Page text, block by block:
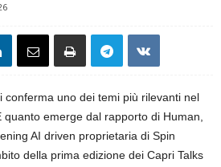
conferma uno dei temi più rilevanti nel
quanto emerge dal rapporto di Human,
AI driven proprietaria di Spin
della prima edizione dei Capri Talks